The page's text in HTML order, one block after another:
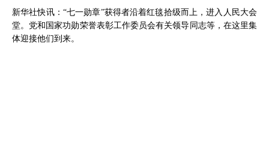
新华社快讯：“七一勋章”获得者沿着红毯拾级而上，进入人民大会
堂。党和国家功勋荣誉表彰工作委员会有关领导同志等，在这里集
体迎接他们到来。